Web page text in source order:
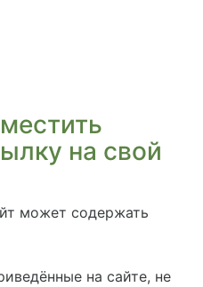
на свой
может содержать
на сайте, не